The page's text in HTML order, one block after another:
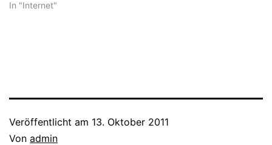
für Demokratie und
Kommunikations-Versagen:
Kommunikation (3)…
In "Internet"
Veröffentlicht am 13. Oktober 2011
Von admin